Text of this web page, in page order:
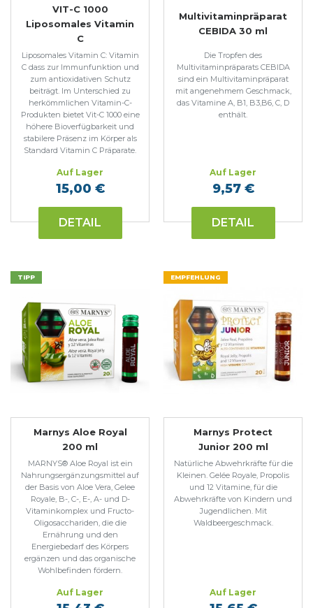
VIT-C 1000
Liposomales Vitamin
C
Liposomales Vitamin C: Vitamin
C dass zur Immunfunktion und
zum antioxidativen Schutz
beiträgt. Im Unterschied zu
herkömmlichen Vitamin-C-
Produkten bietet Vit-C 1000 eine
höhere Bioverfügbarkeit und
stabilere Präsenz im Körper als
Standard Vitamin C Präparate.
Auf Lager
15,00 €
DETAIL
Multivitaminpräparat
CEBIDA 30 ml
Die Tropfen des
Multivitaminpräparats CEBIDA
sind ein Multivitaminpräparat
mit angenehmem Geschmack,
das Vitamine A, B1, B3,B6, C, D
enthält.
Auf Lager
9,57 €
DETAIL
TIPP
Marnys Aloe Royal
200 ml
MARNYS® Aloe Royal ist ein
Nahrungsergänzungsmittel auf
der Basis von Aloe Vera, Gelee
Royale, B-, C-, E-, A- und D-
Vitaminkomplex und Fructo-
Oligosacchariden, die die
Ernährung und den
Energiebedarf des Körpers
ergänzen und das organische
Wohlbefinden fördern.
Auf Lager
EMPFEHLUNG
Marnys Protect
Junior 200 ml
Natürliche Abwehrkräfte für die
Kleinen. Gelée Royale, Propolis
und 12 Vitamine, für die
Abwehrkräfte von Kindern und
Jugendlichen. Mit
Waldbeergeschmack.
Auf Lager